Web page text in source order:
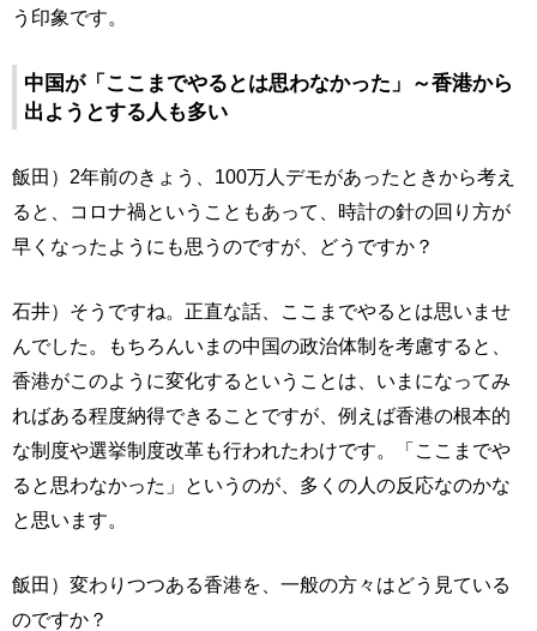
う印象です。
中国が「ここまでやるとは思わなかった」～香港から
出ようとする人も多い
飯田）2年前のきょう、100万人デモがあったときから考え
ると、コロナ禍ということもあって、時計の針の回り方が
早くなったようにも思うのですが、どうですか？
石井）そうですね。正直な話、ここまでやるとは思いませ
んでした。もちろんいまの中国の政治体制を考慮すると、
香港がこのように変化するということは、いまになってみ
ればある程度納得できることですが、例えば香港の根本的
な制度や選挙制度改革も行われたわけです。「ここまでや
ると思わなかった」というのが、多くの人の反応なのかな
と思います。
飯田）変わりつつある香港を、一般の方々はどう見ている
のですか？